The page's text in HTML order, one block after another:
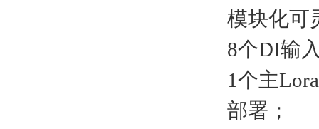
模块化可
8个DI输
1个主
部署；